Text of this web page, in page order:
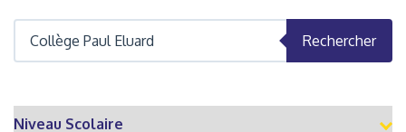
Rechercher